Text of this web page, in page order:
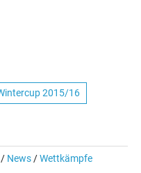
2015/16
/ News /Wettkämpfe